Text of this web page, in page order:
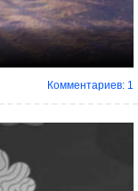
Комментариев: 1